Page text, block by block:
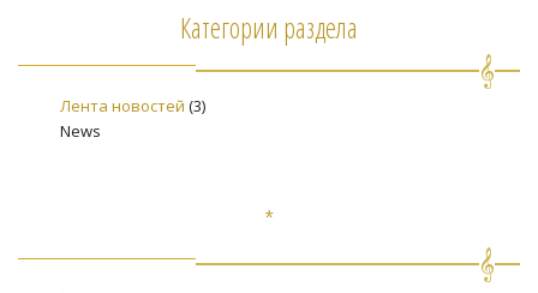
Категории раздела
Лента новостей (3)
News
*